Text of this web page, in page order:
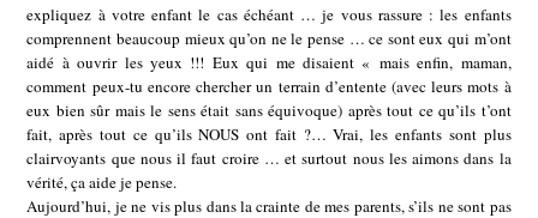
expliquez à votre enfant le cas échéant … je vous rassure : les enfants
comprennent beaucoup mieux qu’on ne le pense … ce sont eux qui m’ont
aidé à ouvrir les yeux !!! Eux qui me disaient « mais enfin, maman,
comment peux-tu encore chercher un terrain d’entente (avec leurs mots à
eux bien sûr mais le sens était sans équivoque) après tout ce qu’ils t’ont
fait, après tout ce qu’ils NOUS ont fait ?… Vrai, les enfants sont plus
clairvoyants que nous il faut croire … et surtout nous les aimons dans la
vérité, ça aide je pense.
Aujourd’hui, je ne vis plus dans la crainte de mes parents, s’ils ne sont pas